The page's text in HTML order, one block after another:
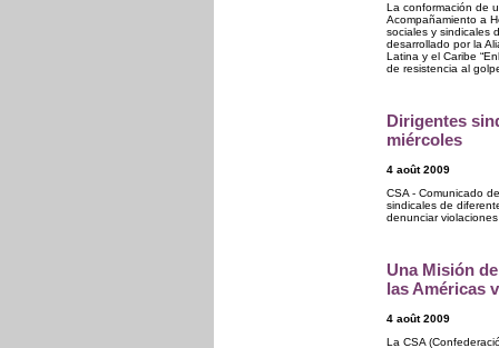
La conformación de
Acompañamiento a
sociales y sindicales
desarrollado por la
Latina y el Caribe
de resistencia al
Dirigentes
miércoles
4 août 2009
CSA - Comunicado
sindicales de
denunciar
Una Misión
las Américas
4 août 2009
La CSA